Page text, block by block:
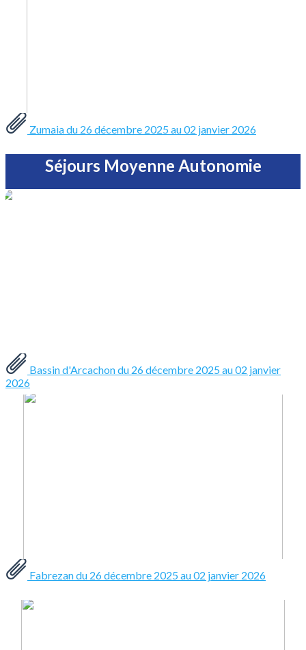
Zumaia du 26 décembre 2025 au 02 janvier 2026
Séjours Moyenne Autonomie
Bassin d'Arcachon du 26 décembre 2025 au 02 janvier
2026
Fabrezan du 26 décembre 2025 au 02 janvier 2026